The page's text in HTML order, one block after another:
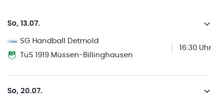
So, 13.07.
SG Handball Detmold
TuS 1919 Müssen-Billinghausen
16:30 Uhr
So, 20.07.